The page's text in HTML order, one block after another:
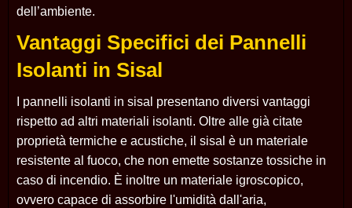
dell’ambiente.
Vantaggi Specifici dei Pannelli
Isolanti in Sisal
I pannelli isolanti in sisal presentano diversi vantaggi
rispetto ad altri materiali isolanti. Oltre alle già citate
proprietà termiche e acustiche, il sisal è un materiale
resistente al fuoco, che non emette sostanze tossiche in
caso di incendio. È inoltre un materiale igroscopico,
ovvero capace di assorbire l'umidità dall'aria,